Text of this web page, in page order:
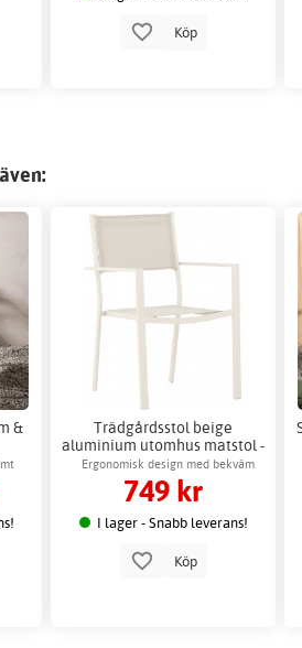
Köp
&
Trädgårdsstol beige
aluminium utomhus matstol -
Copacabana
Ergonomisk design med bekväm
sittkudde
749 kr
I lager - Snabb leverans!
Köp